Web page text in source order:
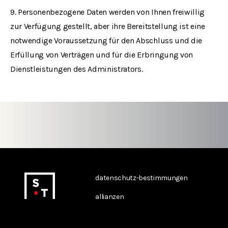
9. Personenbezogene Daten werden von Ihnen freiwillig
zur Verfügung gestellt, aber ihre Bereitstellung ist eine
notwendige Voraussetzung für den Abschluss und die
Erfüllung von Verträgen und für die Erbringung von
Dienstleistungen des Administrators.
datenschutz-bestimmungen
allianzen